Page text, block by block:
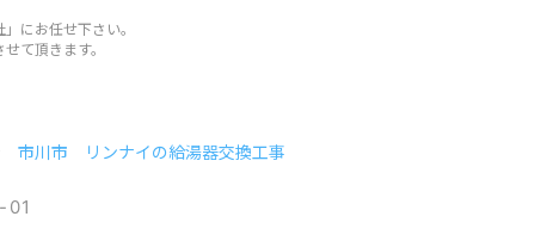
にお任せ下さい。
て頂きます。
市川市 リンナイの給湯器交換工事
01